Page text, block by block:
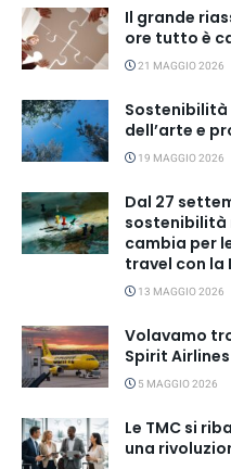
Il grande
ore tutto è
21 MAGGIO 2026
Sostenibilità
dell’arte e
19 MAGGIO 2026
Dal 27
sostenibilità
cambia per
travel con la
13 MAGGIO 2026
Volavamo
Spirit
5 MAGGIO 2026
Le TMC si
una